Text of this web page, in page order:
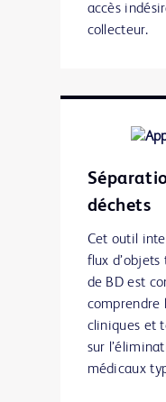
accès
collecteur.
déchets
Cet outil
flux
de BD est
comprendre
cliniques et
sur
médicaux